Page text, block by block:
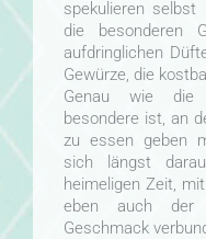
spekulieren selbst
die besonderen
aufdringlichen
Gewürze, die
Genau wie die
besondere ist, an
zu essen geben
sich längst
heimeligen Zeit,
eben auch der
Geschmack